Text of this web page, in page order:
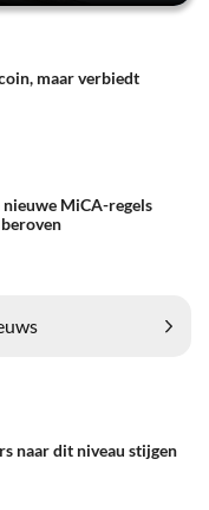
maar verbiedt
MiCA-regels
naar dit niveau stijgen